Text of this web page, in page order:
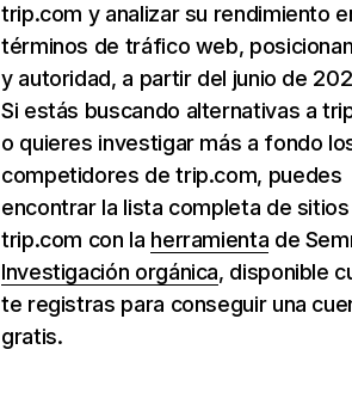
trip.com y analizar su rendimiento
términos de tráfico web,
y autoridad, a partir del junio de
Si estás buscando alternativas a
o quieres investigar más a fondo
competidores de trip.com, puedes
encontrar la lista completa de
trip.com con la herramienta de
Investigación orgánica, disponible
te registras para conseguir una
gratis.